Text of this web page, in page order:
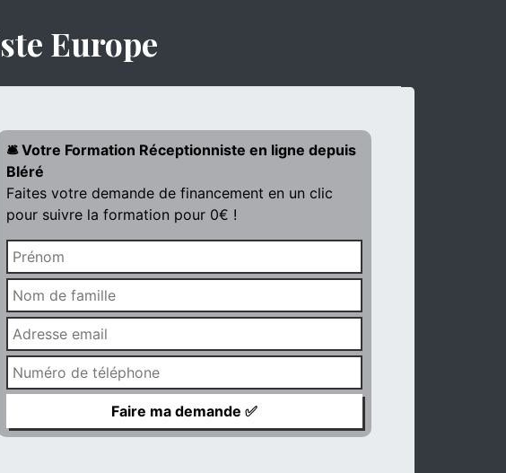
Europe
🛎️ Votre Formation Réceptionniste en ligne depuis
Bléré
Faites votre demande de financement en un clic
pour suivre la formation pour 0€ !